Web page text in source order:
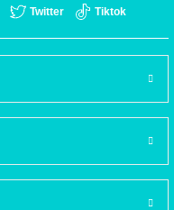
Twitter Tiktok